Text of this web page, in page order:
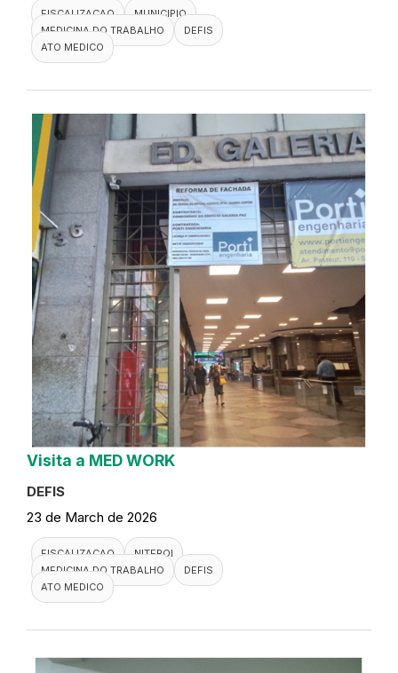
FISCALIZACAO
MUNICIPIO
MEDICINA DO TRABALHO
DEFIS
ATO MEDICO
Visita a MED WORK
DEFIS
23 de March de 2026
FISCALIZACAO
NITEROI
MEDICINA DO TRABALHO
DEFIS
ATO MEDICO